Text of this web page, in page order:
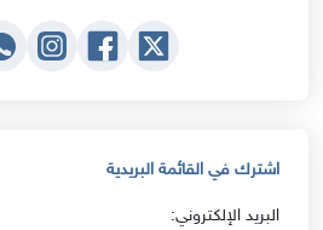
اشترك في القائمة البريدية
البريد الإلكتروني: